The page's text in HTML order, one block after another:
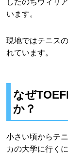
います。
現地ではテニス
れています。
なぜ
か？
小さい頃からテ
カの大学に行く